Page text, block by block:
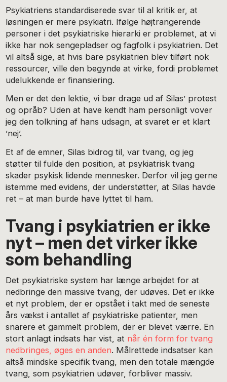
Psykiatriens standardiserede svar til al kritik er, at
løsningen er mere psykiatri. Ifølge højtrangerende
personer i det psykiatriske hierarki er problemet, at vi
ikke har nok sengepladser og fagfolk i psykiatrien. Det
vil altså sige, at hvis bare psykiatrien blev tilført nok
ressourcer, ville den begynde at virke, fordi problemet
udelukkende er finansiering.
Men er det den lektie, vi bør drage ud af Silas’ protest
og opråb? Uden at have kendt ham personligt vover
jeg den tolkning af hans udsagn, at svaret er et klart
’nej’.
Et af de emner, Silas bidrog til, var tvang, og jeg
støtter til fulde den position, at psykiatrisk tvang
skader psykisk lidende mennesker. Derfor vil jeg gerne
istemme med evidens, der understøtter, at Silas havde
ret – at man burde have lyttet til ham.
Tvang i psykiatrien er ikke
nyt – men det virker ikke
som behandling
Det psykiatriske system har længe arbejdet for at
nedbringe den massive tvang, der udøves. Det er ikke
et nyt problem, der er opstået i takt med de seneste
års vækst i antallet af psykiatriske patienter, men
snarere et gammelt problem, der er blevet værre. En
stort anlagt indsats har vist, at når én form for tvang
nedbringes, øges en anden. Målrettede indsatser kan
altså mindske specifik tvang, men den totale mængde
tvang, som psykiatrien udøver, forbliver massiv.